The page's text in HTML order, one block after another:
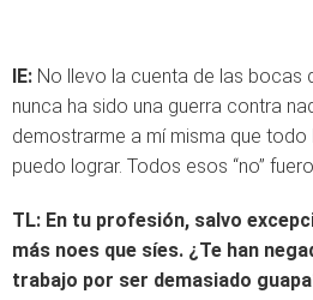
IE: No llevo la cuenta de las bocas
nunca ha sido una guerra contra
demostrarme a mí misma que
puedo lograr. Todos esos “no”
TL: En tu profesión, salvo
más noes que síes. ¿Te han
trabajo por ser demasiado